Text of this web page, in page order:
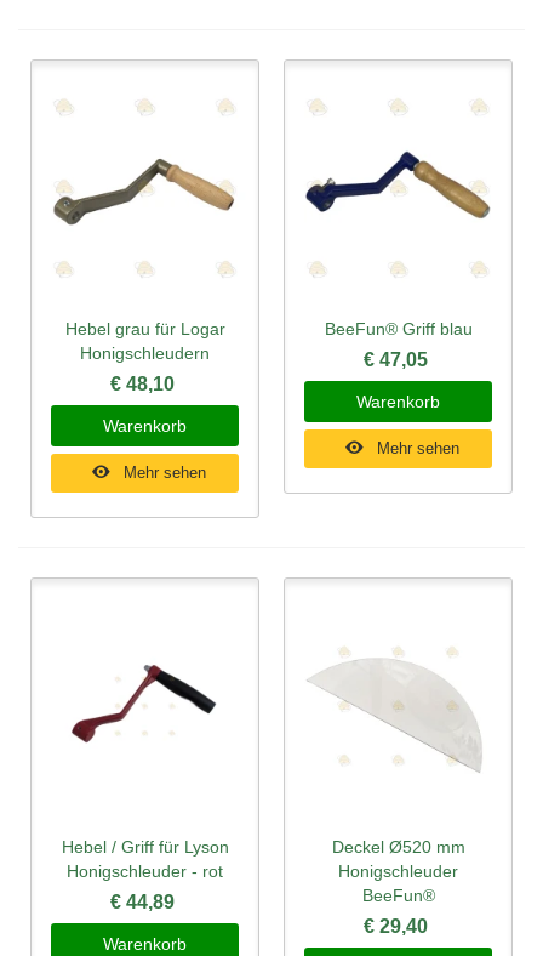
Hebel grau für Logar
Honigschleudern
€ 48,10
Warenkorb
Mehr sehen
BeeFun® Griff blau
€ 47,05
Warenkorb
Mehr sehen
Hebel / Griff für Lyson
Honigschleuder - rot
€ 44,89
Warenkorb
Deckel Ø520 mm
Honigschleuder
BeeFun®
€ 29,40